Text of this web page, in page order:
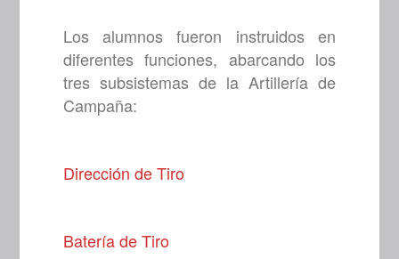
Los alumnos fueron instruidos en
diferentes funciones, abarcando los
tres subsistemas de la Artillería de
Campaña:
Dirección de Tiro
Batería de Tiro